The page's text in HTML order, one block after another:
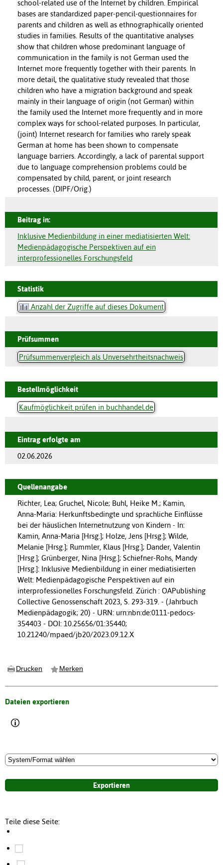
school-related use of the Internet by children. Empirical
bases are standardized paper-pencil-questionnaires for
parents and children as well as ethnographically oriented
studies in families. Results of the quantitative analyses
show that children whose predominant language of
communication in the family is not German used the
Internet more frequently together with their parents. In
more detail, the qualitative study revealed that those
children who have a migration background and speak
mainly in their language of origin (not German) within
the family used the Internet more frequently and in more
complex ways for school-related purposes. In particular,
(joint) Internet research for families who rarely speak
German at home has been shown to compensate
language barriers. Accordingly, a lack of parental support
due to language comprehension problems could be
compensated by child, parent, or joint research
processes. (DIPF/Orig.)
Beitrag in:
Inklusive Medienbildung in einer mediatisierten Welt:
Medienpädagogische Perspektiven auf ein
interprofessionelles Forschungsfeld
Statistik
Anzahl der Zugriffe auf dieses Dokument
Prüfsummen
Prüfsummenvergleich als Unversehrtheitsnachweis
Bestellmöglichkeit
Kaufmöglichkeit prüfen in buchhandel.de
Eintrag erfolgte am
02.06.2026
Quellenangabe
Richter, Lea; Gruchel, Nicole; Buhl, Heike M.; Kamin,
Anna-Maria: Herkunftsbedingte und sprachliche Einflüsse
bei der häuslichen Internetnutzung von Kindern - In:
Kamin, Anna-Maria [Hrsg.]; Holze, Jens [Hrsg.]; Wilde,
Melanie [Hrsg.]; Rummler, Klaus [Hrsg.]; Dander, Valentin
[Hrsg.]; Grünberger, Nina [Hrsg.]; Schiefner-Rohs, Mandy
[Hrsg.]: Inklusive Medienbildung in einer mediatisierten
Welt: Medienpädagogische Perspektiven auf ein
interprofessionelles Forschungsfeld. Zürich : OAPublishing
Collective Genossenschaft 2023, S. 293-319. - (Jahrbuch
Medienpädagogik; 20) - URN: urn:nbn:de:0111-pedocs-
354403 - DOI: 10.25656/01:35440;
10.21240/mpaed/jb20/2023.09.12.X
Drucken Merken
Dateien exportieren
Teile diese Seite: